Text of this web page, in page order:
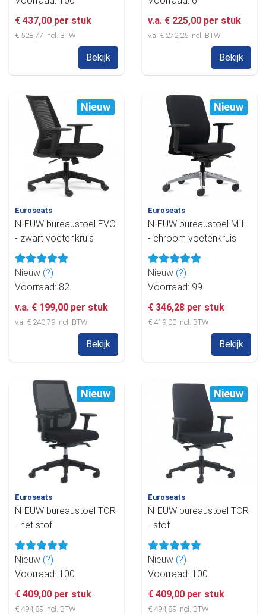
€ 437,00 per stuk
€ 528,77 incl. BTW
Bekijk
v.a. € 225,00 per stuk
v.a. € 272,25 incl. BTW
Bekijk
Nieuw
Euroseats
NIEUW bureaustoel EVO
- zwart voetenkruis
Nieuw (?)
Voorraad: 82
v.a. € 199,00 per stuk
v.a. € 240,79 incl. BTW
Bekijk
Nieuw
Euroseats
NIEUW bureaustoel MIL
- chroom voetenkruis
Nieuw (?)
Voorraad: 99
€ 346,28 per stuk
€ 419,00 incl. BTW
Bekijk
Nieuw
Euroseats
NIEUW bureaustoel TOR
- net stof
Nieuw (?)
Voorraad: 100
€ 409,00 per stuk
€ 494,89 incl. BTW
Nieuw
Euroseats
NIEUW bureaustoel TOR
- stof
Nieuw (?)
Voorraad: 100
€ 409,00 per stuk
€ 494,89 incl. BTW